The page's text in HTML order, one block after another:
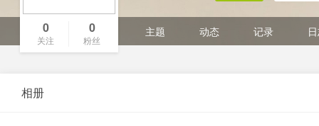
0
关注
0
粉丝
主题 动态 记录
相册